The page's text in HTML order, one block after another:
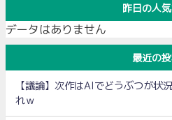
昨日の人
データはありません
最近の
【議論】次作はAIでどうぶつが状
れｗ